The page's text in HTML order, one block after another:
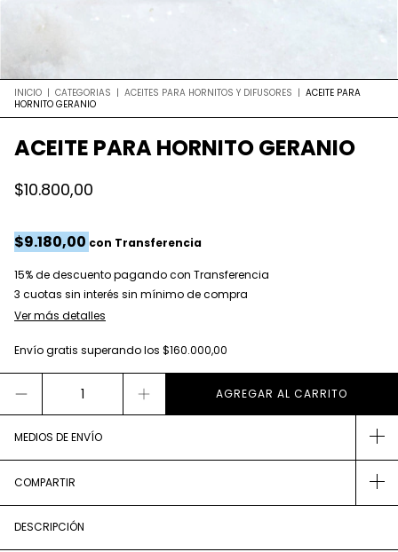
INICIO | CATEGORIAS | ACEITES PARA HORNITOS Y DIFUSORES | ACEITE PARA
HORNITO GERANIO
ACEITE PARA HORNITO GERANIO
$10.800,00
$9.180,00 con Transferencia
15% de descuentopagando con Transferencia
Ver más detalles
Envío gratis superando los $160.000,00
MEDIOS DE ENVÍO
COMPARTIR
DESCRIPCIÓN